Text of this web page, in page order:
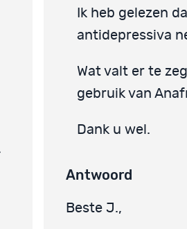
Ik heb gelezen
antidepressiva
Wat valt er te
gebruik van
Dank u wel.
Antwoord
Beste J.,